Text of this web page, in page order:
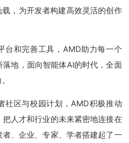
，为开发者构建高效灵活的创作
台和完善工具，AMD助力每一个
地，面向智能体AI的时代，全面
社区与校园计划，AMD积极推动
把人才和行业的未来紧密地连接在
、企业、专家、学者搭建起了一